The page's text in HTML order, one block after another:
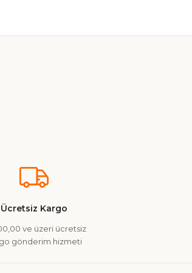
Ücretsiz Kargo
ve üzeri ücretsiz
gönderim hizmeti